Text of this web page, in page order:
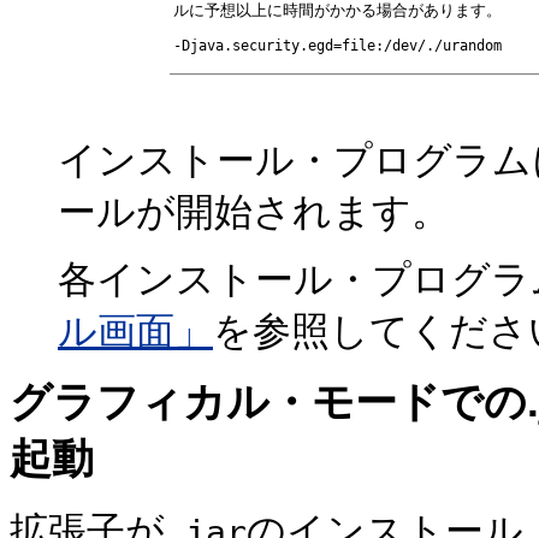
ルに予想以上に時間がかかる場合があります。
-Djava.security.egd=file:/dev/./urandom
インストール・プログラ
ールが開始されます。
各インストール・プログ
ル画面」 を参照してくださ
グラフィカル・モードで
起動